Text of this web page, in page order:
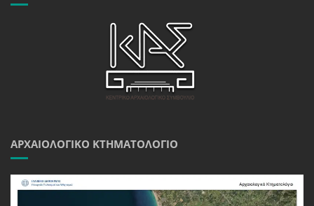
ΑΡΧΑΙΟΛΟΓΙΚΌ ΚΤΗΜΑΤΟΛΌΓΙΟ